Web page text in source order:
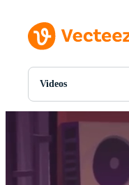
Videos
Todas Imágenes
Plantillas